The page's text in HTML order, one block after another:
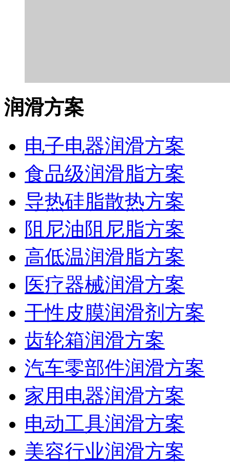
润滑方案
电子电器润滑方案
食品级润滑脂方案
导热硅脂散热方案
阻尼油阻尼脂方案
高低温润滑脂方案
医疗器械润滑方案
干性皮膜润滑剂方案
齿轮箱润滑方案
汽车零部件润滑方案
家用电器润滑方案
电动工具润滑方案
美容行业润滑方案